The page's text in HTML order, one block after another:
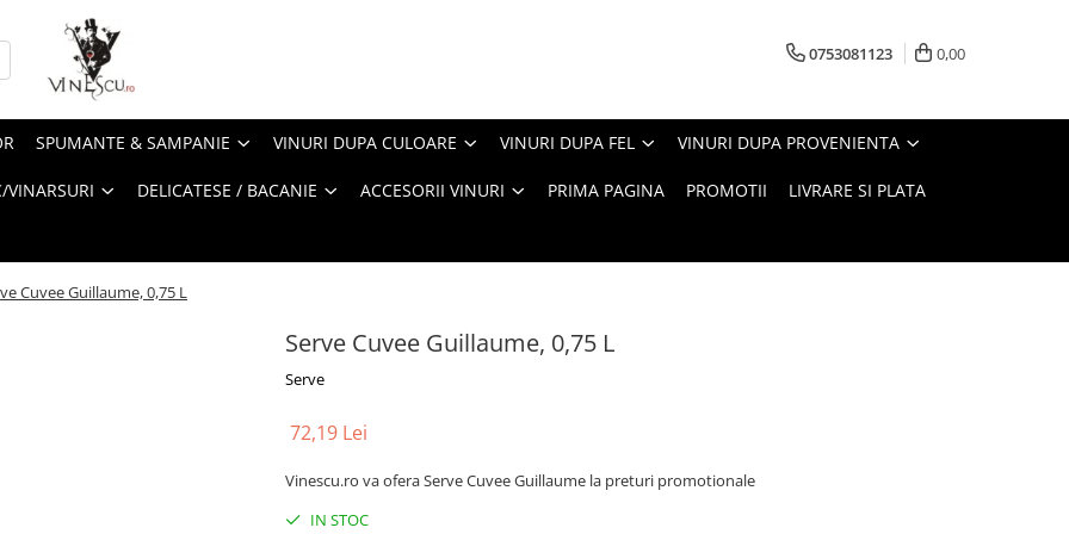
0753081123 0,00
SPUMANTE & SAMPANIE VINURI DUPA CULOARE VINURI DUPA FEL VINURI DUPA PROVENIENTA
DELICATESE / BACANIE ACCESORII VINURI PRIMA PAGINA PROMOTII LIVRARE SI PLATA
Cuvee Guillaume, 0,75 L
Serve Cuvee Guillaume, 0,75 L
Serve
72,19 Lei
Vinescu.ro va ofera Serve Cuvee Guillaume la preturi promotionale
IN STOC